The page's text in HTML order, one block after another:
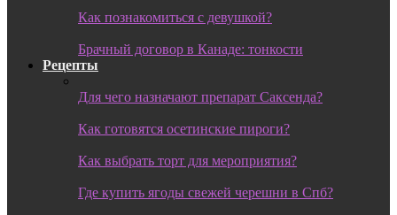
Как познакомиться с девушкой?
Брачный договор в Канаде: тонкости
Рецепты
Для чего назначают препарат Саксенда?
Как готовятся осетинские пироги?
Как выбрать торт для мероприятия?
Где купить ягоды свежей черешни в Спб?